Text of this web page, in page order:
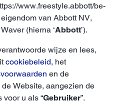
www.freestyle.abbott/be-
eigendom van Abbott NV,
(hierna ‘Abbott’).
wijze en lees,
cookiebeleid, het
en de
de Website, aangezien de
u als “Gebruiker”.